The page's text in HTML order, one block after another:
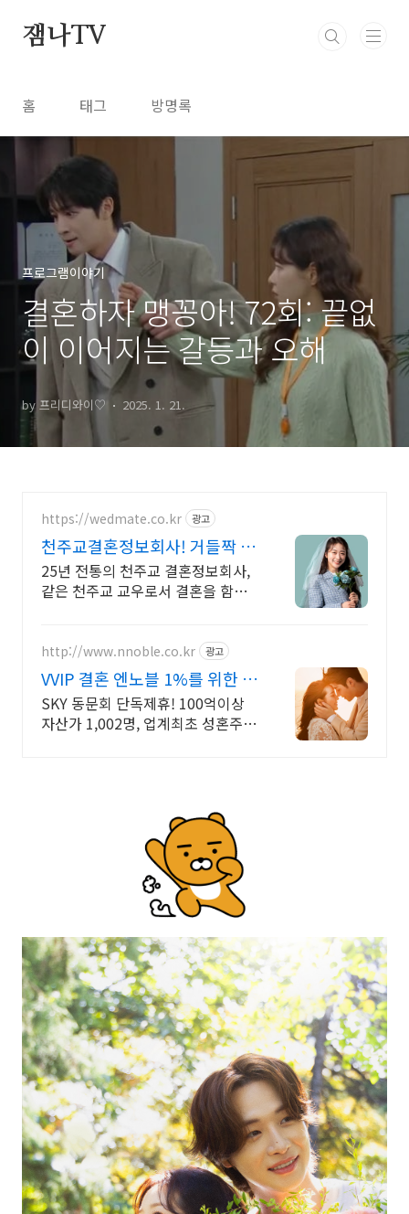
잼나TV
홈 태그 방명록
프로그램이야기
결혼하자 맹꽁아! 72회: 끝없
이 이어지는 갈등과 오해
by 프리디와이♡ 2025. 1. 21.
https://wedmate.co.kr 광고
천주교결혼정보회사! 거들짝 이
상형 프로필 무료 받아보기
25년 전통의 천주교 결혼정보회사,
같은 천주교 교우로서 결혼을 함께
http://www.nnoble.co.kr 광고
VVIP 결혼 엔노블 1%를 위한 상
류층 결정사
SKY 동문회 단독제휴! 100억이상
자산가 1,002명, 업계최초 성혼주의